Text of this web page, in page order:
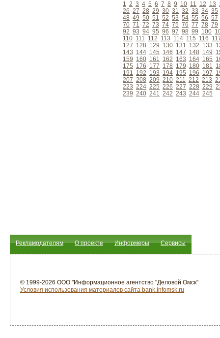
1 2 3 4 5 6 7 8 9 10 11 12 13
26 27 28 29 30 31 32 33 34 35
48 49 50 51 52 53 54 55 56 57
70 71 72 73 74 75 76 77 78 79
92 93 94 95 96 97 98 99 100
110 111 112 113 114 115 116
127 128 129 130 131 132 133
143 144 145 146 147 148 149
159 160 161 162 163 164 165
175 176 177 178 179 180 181
191 192 193 194 195 196 197
207 208 209 210 211 212 213
223 224 225 226 227 228 229
239 240 241 242 243 244 245
Рекламодателям О проекте Информеры Сервисы
© 1999-2026 ООО "Информационное агентство "Деловой Омск"
Условия использования материалов сайта bank.Infomsk.ru